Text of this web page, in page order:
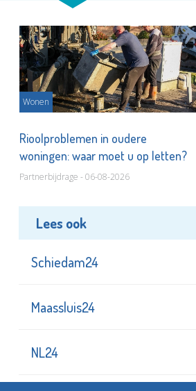
Wonen
Rioolproblemen in oudere
woningen: waar moet u op letten?
Partnerbijdrage - 06-08-2026
Lees ook
Schiedam24
Maassluis24
NL24